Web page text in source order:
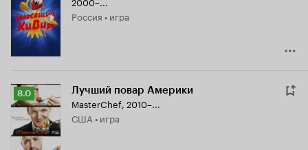
Кинопоиска
7.5
Россия • игра
Рейтинг
Кинопоиска
8.0
8.0 Лучший повар Америки
MasterChef, 2010–...
США • игра